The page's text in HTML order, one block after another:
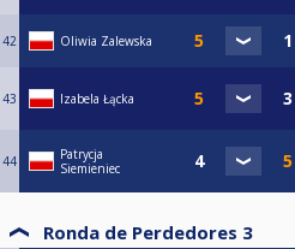
42 Oliwia Zalewska
43 Izabela Łącka
44
Patrycja
Siemieniec
Ronda de Perdedores 3